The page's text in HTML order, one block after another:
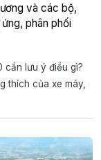
và các bộ,
phân phối
cần lưu ý điều gì?
thích của xe máy,